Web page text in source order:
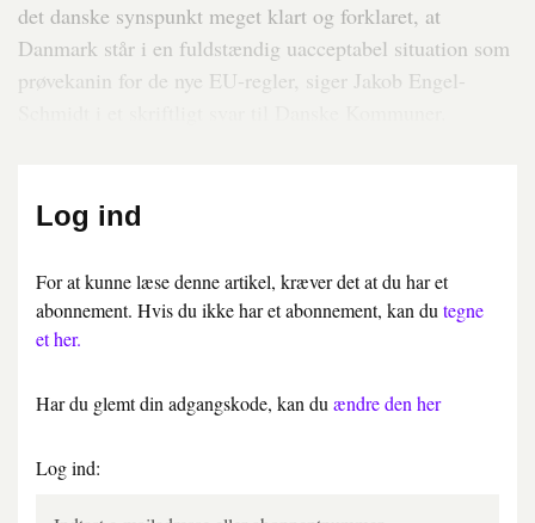
det danske synspunkt meget klart og forklaret, at
Danmark står i en fuldstændig uacceptabel situation som
prøvekanin for de nye EU-regler, siger Jakob Engel-
Log ind
For at kunne læse denne artikel, kræver det at du har et
abonnement. Hvis du ikke har et abonnement, kan du tegne
et her.
Har du glemt din adgangskode, kan du ændre den her
Log ind: